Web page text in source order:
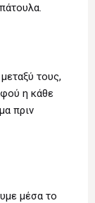
τους,
η κάθε
πριν
μέσα το